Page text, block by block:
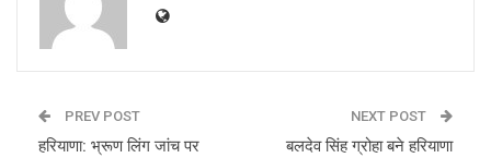
PREV POST
हरियाणा: भ्रूण लिंग जांच पर
NEXT POST
बलदेव सिंह ग्रोहा बने हरियाणा